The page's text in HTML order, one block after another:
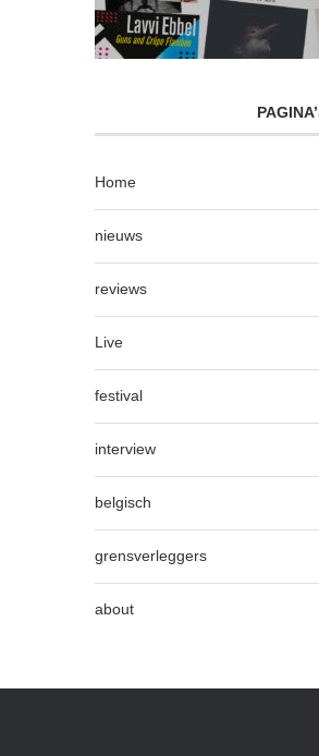
Home
nieuws
reviews
Live
festival
interview
belgisch
grensverleggers
about